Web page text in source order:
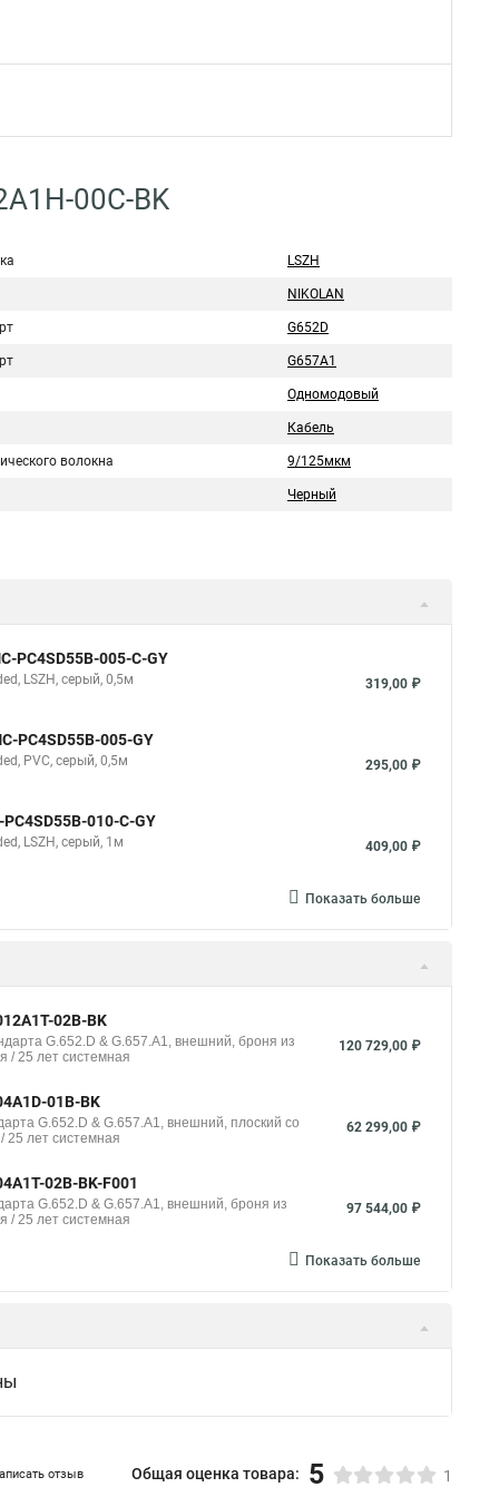
00C-BK
LSZH
NIKOLAN
G652D
G657A1
Одномодовый
Кабель
волокна 9/125мкм
Черный
PC4SD55B-005-C-GY
LSZH, серый, 0,5м 319,00 ₽
PC4SD55B-005-GY
PVC, серый, 0,5м 295,00 ₽
010-C-GY
LSZH, серый, 1м 409,00 ₽
Показать больше
02B-BK
G.652.D & G.657.A1, внешний, броня из
/ 25 лет системная
120 729,00 ₽
01B-BK
G.652.D & G.657.A1, внешний, плоский со
25 лет системная
62 299,00 ₽
02B-BK-F001
G.652.D & G.657.A1, внешний, броня из
/ 25 лет системная
97 544,00 ₽
Показать больше
отзыв Общая оценка товара: 5 1